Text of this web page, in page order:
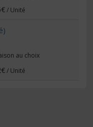
/ Unité
au choix
/ Unité